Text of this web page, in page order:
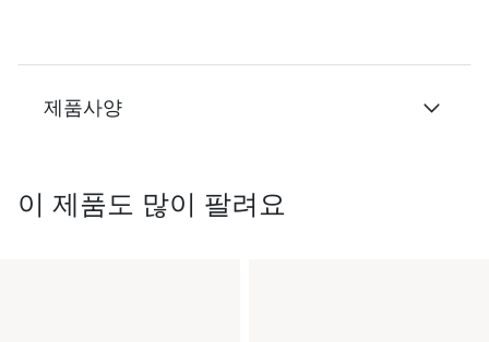
제품사양
이 제품도 많이 팔려요